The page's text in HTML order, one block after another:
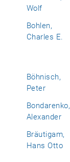
Wolf
Bohlen,
Charles E.
Böhnisch,
Peter
Bondarenko,
Alexander
Bräutigam,
Hans Otto